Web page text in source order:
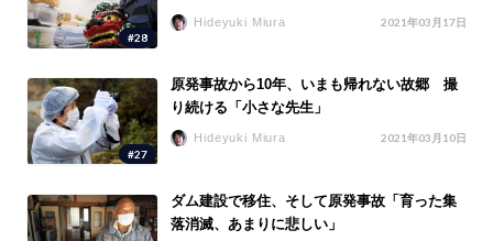
#28
Hideyuki Miura 2021年03月17日
#27
原発事故から10年、いまも帰れない故郷 撮
り続ける「小さな先生」
Hideyuki Miura 2021年03月10日
ダム建設で移住、そして原発事故「育った集
落消滅、あまりに悲しい」